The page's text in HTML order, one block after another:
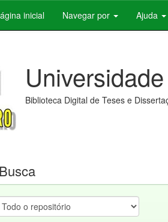
inicial Navegar por Ajuda
Biblioteca Digital de Teses e